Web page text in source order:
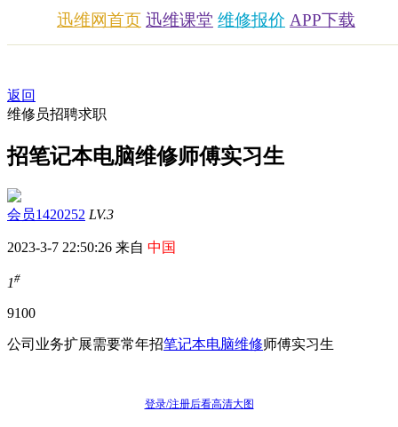
迅维网首页 迅维课堂 维修报价 APP下载
返回
维修员招聘求职
招笔记本电脑维修师傅实习生
会员1420252 LV.3
2023-3-7 22:50:26 来自 中国
1#
9100
公司业务扩展需要常年招笔记本电脑维修师傅实习生
登录/注册后看高清大图